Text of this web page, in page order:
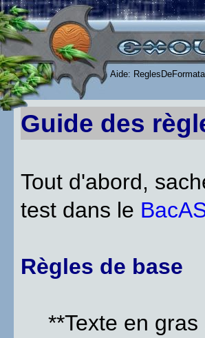
Aide:
Guide des
Tout d'abord,
test dans le
Règles de base
**Texte en gras